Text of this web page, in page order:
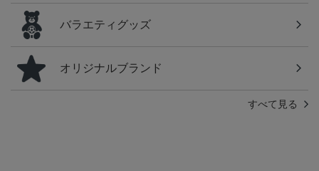
バラエティグッズ
オリジナルブランド
すべて見る